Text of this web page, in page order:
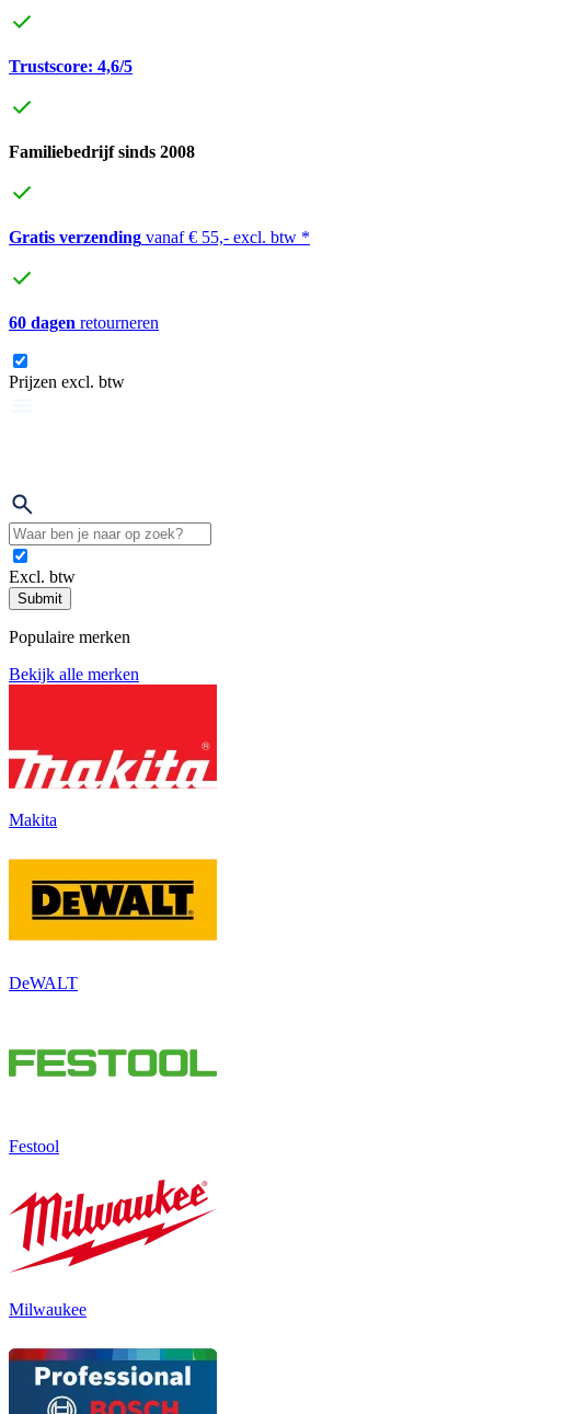
Trustscore: 4,6/5
Familiebedrijf sinds 2008
Gratis verzending vanaf € 55,- excl. btw *
60 dagen retourneren
Prijzen excl. btw
Excl. btw
Submit
Populaire merken
Bekijk alle merken
Makita
DeWALT
Festool
Milwaukee